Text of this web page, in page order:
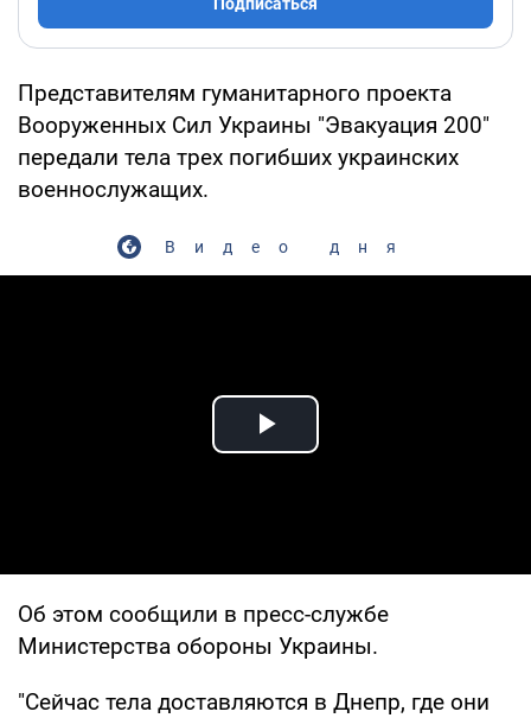
Представителям гуманитарного проекта
Вооруженных Сил Украины "Эвакуация 200"
передали тела трех погибших украинских
военнослужащих.
Видео дня
Play Video
Об этом сообщили в пресс-службе
Министерства обороны Украины.
"Сейчас тела доставляются в Днепр, где они